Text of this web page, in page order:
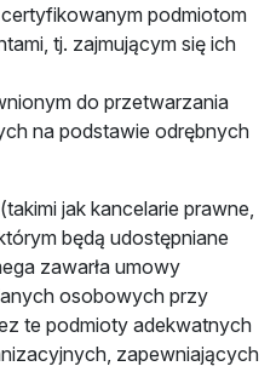
podmiotom
tj. zajmującym się ich
do przetwarzania
na podstawie odrębnych
jak kancelarie prawne,
będą udostępniane
zawarła umowy
osobowych przy
te podmioty adekwatnych
zapewniających